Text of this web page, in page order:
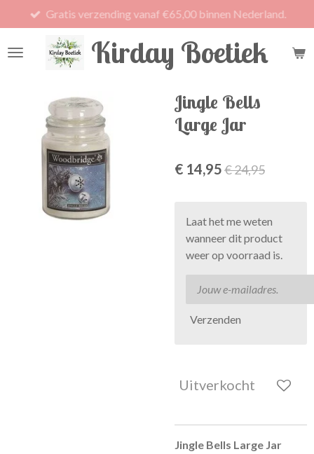
direct
naar
Kirday Boetiek
Gratis verzending vanaf €65,00 binnen Nederland.
Jingle Bells
Large Jar
€ 14,95€ 24,95
Laat het me weten
wanneer dit product
weer op voorraad is.
Verzenden
Uitverkocht
Jingle Bells Large Jar